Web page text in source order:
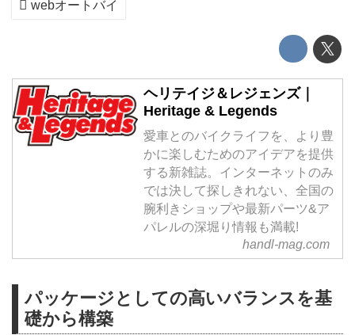
webオートバイ
ヘリテイジ＆レジェンズ｜
Heritage & Legends
愛車とのバイクライフを、より豊
かに楽しむためのアイデアを提供
する新雑誌。インターネットのみ
では決して探しきれない、全国の
腕利きショップや最新パーツ&ア
パレルの深堀り情報も満載!
handl-mag.com
パッケージとしての高いバランスを基
礎から構築